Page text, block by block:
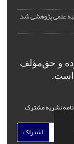
علمی پژوهشی شد
و حق‌مؤلف
است.
نشریه مشترک
اشتراک